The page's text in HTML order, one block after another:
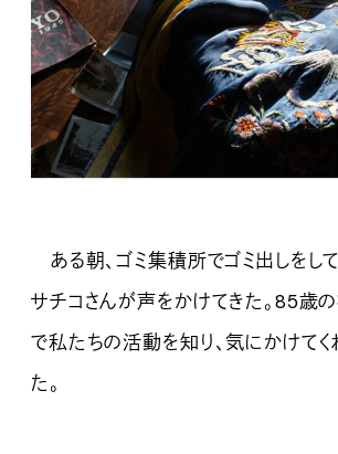
ある朝、ゴミ集積所でゴミ出しをし
サチコさんが声をかけてきた。85歳
で私たちの活動を知り、気にかけて
た。